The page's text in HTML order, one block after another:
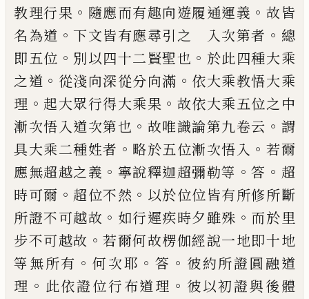
教理行果 。 隨應而有趣向遊履通運義 。 故皆
名為道 。 下文皆有應尋引之 入次第者 。 總
即五位 。 別以四十二賢聖也 。 於此四種大乘
之道 。 從淺向深從分向滿 。 依大乘教悟大乘
理 。 起大眾行得大乘果 。 故依大乘五位之中
漸次悟入道次第也 。 故唯識論第九卷云 。 謂
具大乘二種姓者 。 略於五位漸次悟入 。 若爾
應無超越之義 。 寧說釋迦超彌勒等 。答 。 超
時可爾 。 超位不然 。 以於位位皆有所修所斷
所證不可越故 。 如行遲疾時夕雖殊 。 而於里
步不可越故 。若爾何故楞伽經說一地即十地
等無所有 。 何次耶 。答 。 彼約所證圓融道
理 。 此依證位行布道理 。 彼以初證與後體